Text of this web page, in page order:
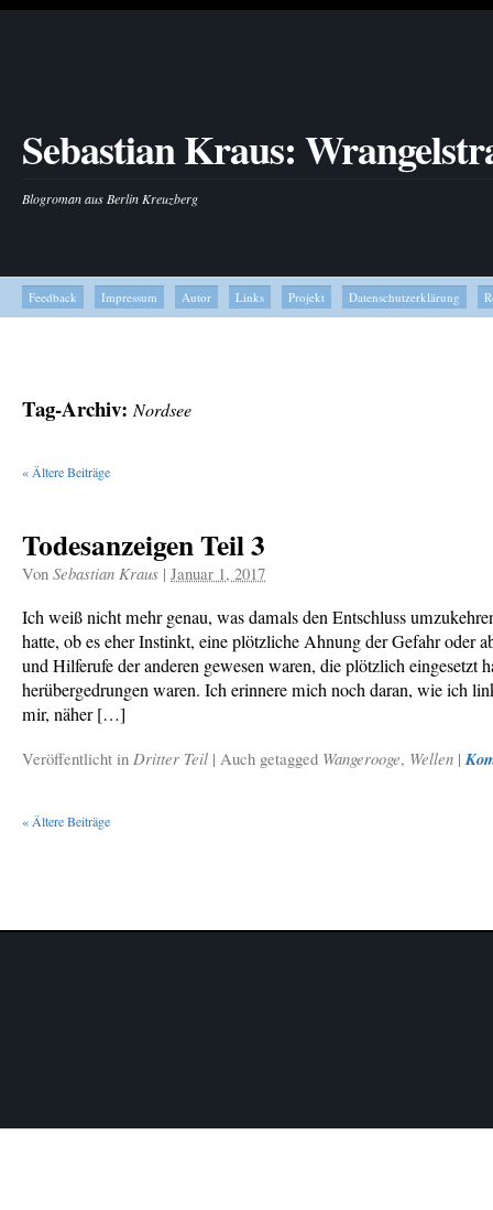
Sebastian Kraus:
Blogroman aus Berlin Kreuzberg
Feedback Impressum Autor Links Projekt Datenschutzerklärung
Tag-Archiv:Nordsee
« Ältere Beiträge
Todesanzeigen Teil 3
Von Sebastian Kraus | Januar 1, 2017
Ich weiß nicht mehr genau, was damals den Entschluss
hatte, ob es eher Instinkt, eine plötzliche Ahnung der Gefahr oder
und Hilferufe der anderen gewesen waren, die plötzlich eingesetzt
herübergedrungen waren. Ich erinnere mich noch daran, wie ich
mir, näher […]
Veröffentlicht in Dritter Teil | Auch getagged Wangerooge, Wellen |
« Ältere Beiträge